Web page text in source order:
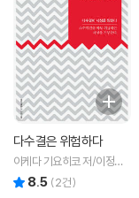
다수결은 위험하다
이케다 기요히코 저/이정은
역 8.5 (2건)